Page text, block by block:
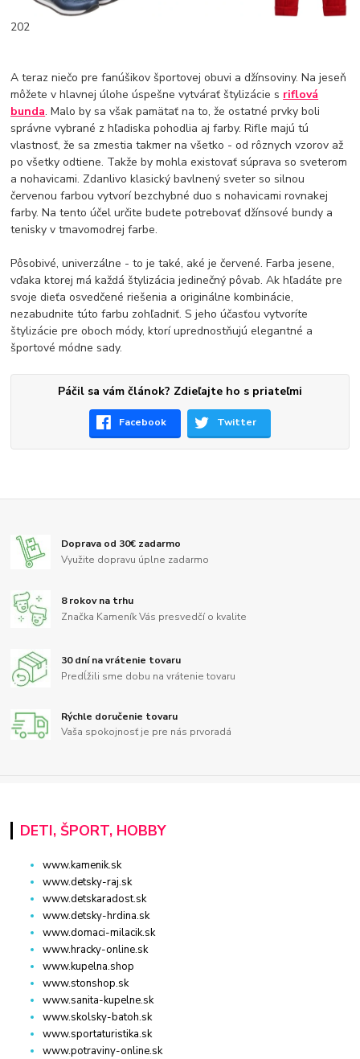
202
A teraz niečo pre fanúšikov športovej obuvi a džínsoviny. Na jeseň
môžete v hlavnej úlohe úspešne vytvárať štylizácie s riflová
bunda. Malo by sa však pamätať na to, že ostatné prvky boli
správne vybrané z hľadiska pohodlia aj farby. Rifle majú tú
vlastnosť, že sa zmestia takmer na všetko - od rôznych vzorov až
po všetky odtiene. Takže by mohla existovať súprava so sveterom
a nohavicami. Zdanlivo klasický bavlnený sveter so silnou
červenou farbou vytvorí bezchybné duo s nohavicami rovnakej
farby. Na tento účel určite budete potrebovať džínsové bundy a
tenisky v tmavomodrej farbe.
Pôsobivé, univerzálne - to je také, aké je červené. Farba jesene,
vďaka ktorej má každá štylizácia jedinečný pôvab. Ak hľadáte pre
svoje dieťa osvedčené riešenia a originálne kombinácie,
nezabudnite túto farbu zohľadniť. S jeho účasťou vytvoríte
štylizácie pre oboch módy, ktorí uprednostňujú elegantné a
športové módne sady.
Páčil sa vám článok? Zdieľajte ho s priateľmi
Facebook Twitter
Doprava od 30€ zadarmo
Využite dopravu úplne zadarmo
8 rokov na trhu
Značka Kameník Vás presvedčí o kvalite
30 dní na vrátenie tovaru
Predĺžili sme dobu na vrátenie tovaru
Rýchle doručenie tovaru
Vaša spokojnosť je pre nás prvoradá
DETI, ŠPORT, HOBBY
www.kamenik.sk
www.detsky-raj.sk
www.detskaradost.sk
www.detsky-hrdina.sk
www.domaci-milacik.sk
www.hracky-online.sk
www.kupelna.shop
www.stonshop.sk
www.sanita-kupelne.sk
www.skolsky-batoh.sk
www.sportaturistika.sk
www.potraviny-online.sk